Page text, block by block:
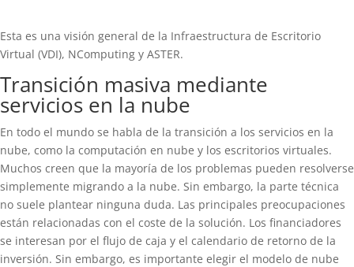
Esta es una visión general de la Infraestructura de Escritorio
Virtual (VDI), NComputing y ASTER.
Transición masiva mediante
servicios en la nube
En todo el mundo se habla de la transición a los servicios en la
nube, como la computación en nube y los escritorios virtuales.
Muchos creen que la mayoría de los problemas pueden resolverse
simplemente migrando a la nube. Sin embargo, la parte técnica
no suele plantear ninguna duda. Las principales preocupaciones
están relacionadas con el coste de la solución. Los financiadores
se interesan por el flujo de caja y el calendario de retorno de la
inversión. Sin embargo, es importante elegir el modelo de nube